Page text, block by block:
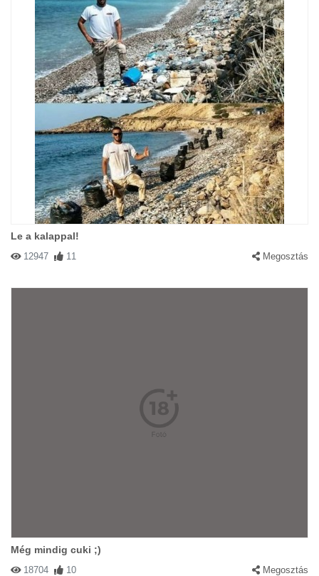
Le a kalappal!
12947 11 Megosztás
Még mindig cuki ;)
18704 10 Megosztás